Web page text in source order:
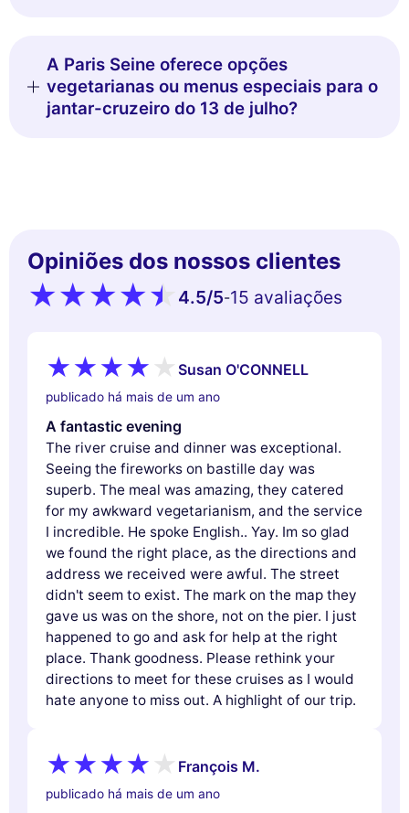
A Paris Seine oferece opções
vegetarianas ou menus especiais para o
jantar-cruzeiro do 13 de julho?
Opiniões dos nossos clientes
4.5/5-15 avaliações
Susan O'CONNELL
publicado há mais de um ano
A fantastic evening
The river cruise and dinner was exceptional.
Seeing the fireworks on bastille day was
superb. The meal was amazing, they catered
for my awkward vegetarianism, and the service
I incredible. He spoke English.. Yay. Im so glad
we found the right place, as the directions and
address we received were awful. The street
didn't seem to exist. The mark on the map they
gave us was on the shore, not on the pier. I just
happened to go and ask for help at the right
place. Thank goodness. Please rethink your
directions to meet for these cruises as I would
hate anyone to miss out. A highlight of our trip.
François M.
publicado há mais de um ano